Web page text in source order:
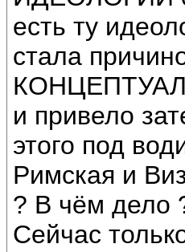
есть ту
стала
и привело
этого под
Римская и
? В чём дело
Сейчас